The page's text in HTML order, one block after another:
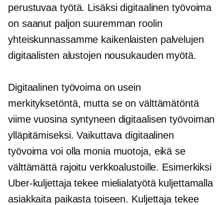
perustuvaa työtä. Lisäksi digitaalinen työvoima
on saanut paljon suuremman roolin
yhteiskunnassamme kaikenlaisten palvelujen
digitaalisten alustojen nousukauden myötä.
Digitaalinen työvoima on usein
merkityksetöntä, mutta se on välttämätöntä
viime vuosina syntyneen digitaalisen työvoiman
ylläpitämiseksi. Vaikuttava digitaalinen
työvoima voi olla monia muotoja, eikä se
välttämättä rajoitu verkkoalustoille. Esimerkiksi
Uber-kuljettaja tekee mielialatyötä kuljettamalla
asiakkaita paikasta toiseen. Kuljettaja tekee